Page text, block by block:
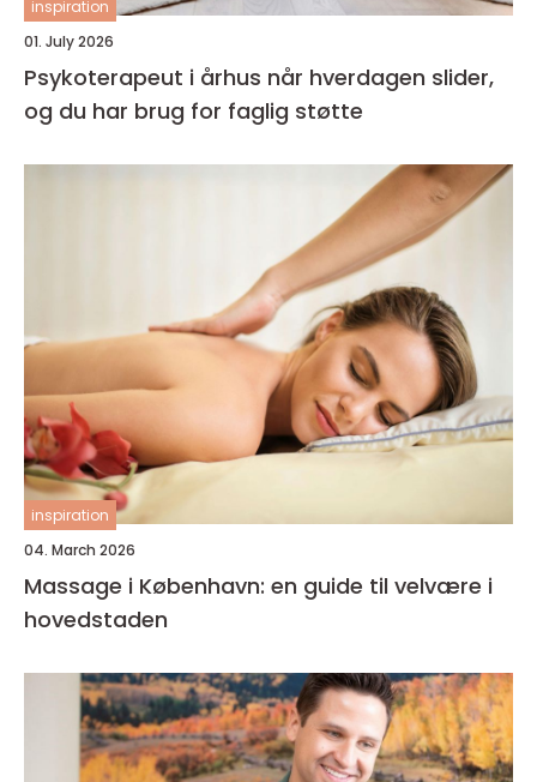
inspiration
01. July 2026
Psykoterapeut i århus når hverdagen slider,
og du har brug for faglig støtte
inspiration
04. March 2026
Massage i København: en guide til velvære i
hovedstaden